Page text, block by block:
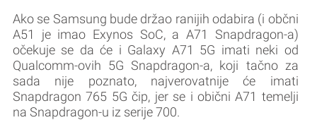
Ako se Samsung bude držao ranijih odabira (i občni
A51 je imao Exynos SoC, a A71 Snapdragon-a)
očekuje se da će i Galaxy A71 5G imati neki od
Qualcomm-ovih 5G Snapdragon-a, koji tačno za
sada nije poznato, najverovatnije će imati
Snapdragon 765 5G čip, jer se i obični A71 temelji
na Snapdragon-u iz serije 700.